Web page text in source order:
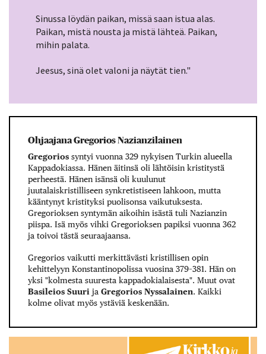
Sinussa löydän paikan, missä saan istua alas.
Paikan, mistä nousta ja mistä lähteä. Paikan,
mihin palata.
Jeesus, sinä olet valoni ja näytät tien."
Ohjaajana Gregorios Nazianzilainen
Gregorios syntyi vuonna 329 nykyisen Turkin alueella
Kappadokiassa. Hänen äitinsä oli lähtöisin kristitystä
perheestä. Hänen isänsä oli kuulunut
juutalaiskristilliseen synkretistiseen lahkoon, mutta
kääntynyt kristityksi puolisonsa vaikutuksesta.
Gregorioksen syntymän aikoihin isästä tuli Nazianzin
piispa. Isä myös vihki Gregorioksen papiksi vuonna 362
ja toivoi tästä seuraajaansa.
Gregorios vaikutti merkittävästi kristillisen opin
kehittelyyn Konstantinopolissa vuosina 379–381. Hän on
yksi "kolmesta suuresta kappadokialaisesta". Muut ovat
Basileios Suuri ja Gregorios Nyssalainen. Kaikki
kolme olivat myös ystäviä keskenään.